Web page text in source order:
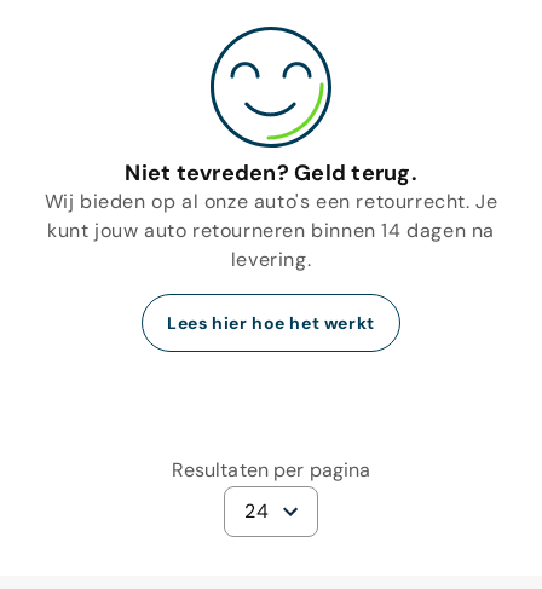
Niet tevreden? Geld terug.
Wij bieden op al onze auto's een retourrecht. Je
kunt jouw auto retourneren binnen 14 dagen na
levering.
Lees hier hoe het werkt
Resultaten per pagina
24